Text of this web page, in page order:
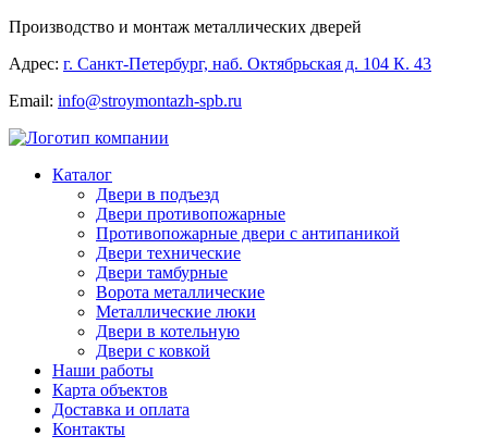
Производство и монтаж металлических дверей
Адрес: г. Санкт-Петербург, наб. Октябрьская д. 104 К. 43
Email: info@stroymontazh-spb.ru
Каталог
Двери в подъезд
Двери противопожарные
Противопожарные двери с антипаникой
Двери технические
Двери тамбурные
Ворота металлические
Металлические люки
Двери в котельную
Двери с ковкой
Наши работы
Карта объектов
Доставка и оплата
Контакты